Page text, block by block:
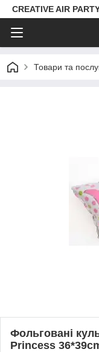
CREATIVE AIR
Товари та
Фольговані
Princess